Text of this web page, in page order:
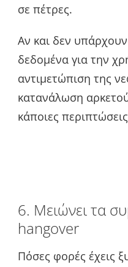
σε πέτρες.
Αν και δεν
δεδομένα για την
αντιμετώπιση της
κατανάλωση
κάποιες
6. Μειώνει τα
hangover
Πόσες φορές έχεις